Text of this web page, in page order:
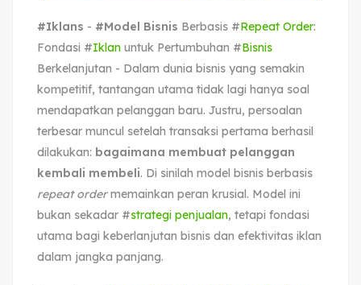
#Iklans - #Model Bisnis Berbasis #Repeat Order:
Fondasi #Iklan untuk Pertumbuhan #Bisnis
Berkelanjutan - Dalam dunia bisnis yang semakin
kompetitif, tantangan utama tidak lagi hanya soal
mendapatkan pelanggan baru. Justru, persoalan
terbesar muncul setelah transaksi pertama berhasil
dilakukan: bagaimana membuat pelanggan
kembali membeli. Di sinilah model bisnis berbasis
repeat ordermemainkan peran krusial. Model ini
bukan sekadar #strategi penjualan, tetapi fondasi
utama bagi keberlanjutan bisnis dan efektivitas iklan
dalam jangka panjang.